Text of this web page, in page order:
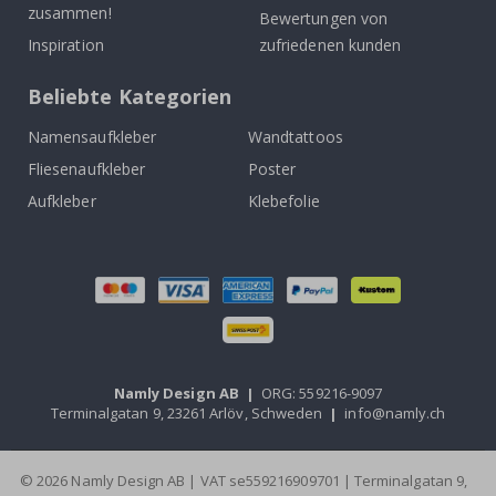
zusammen!
Inspiration
Bewertungen von
zufriedenen kunden
Beliebte Kategorien
Namensaufkleber
Wandtattoos
Fliesenaufkleber
Poster
Aufkleber
Klebefolie
Namly Design AB | ORG: 559216-9097
Terminalgatan 9, 23261 Arlöv, Schweden | info@namly.ch
© 2026 Namly Design AB | VAT se559216909701 | Terminalgatan 9,